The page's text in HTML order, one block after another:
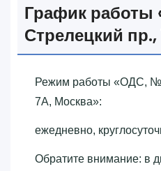
График
Стрелецкий
Режим работы «‎ОДС, №
7А, Москва»‎:
ежедневно,
Обратите внимание: в